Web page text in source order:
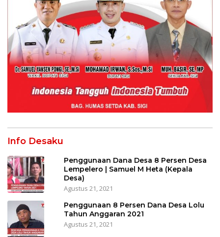
Info Desaku
Penggunaan Dana Desa 8 Persen Desa
Lempelero | Samuel M Heta (Kepala
Desa)
Agustus 21, 2021
Penggunaan 8 Persen Dana Desa Lolu
Tahun Anggaran 2021
Agustus 21, 2021